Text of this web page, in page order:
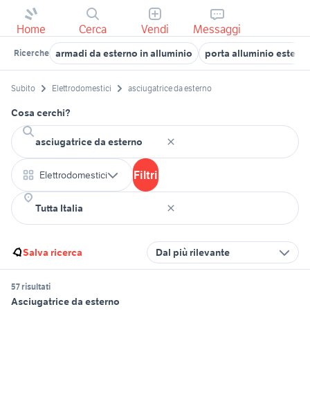
Home Cerca Vendi Messaggi
Ricerche armadi da esterno in alluminio porta alluminio esterno
Subito Elettrodomestici asciugatrice da esterno
Cosa cerchi?
Elettrodomestici Filtri
Salva ricerca Dal più rilevante
57 risultati
Asciugatrice da esterno